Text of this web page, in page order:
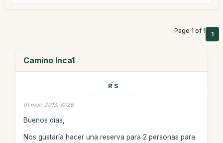
Page 1 of 1 1
Camino Inca1
R S
01 июл. 2013, 10:26
Buenos días,
Nos gustaría hacer una reserva para 2 personas para